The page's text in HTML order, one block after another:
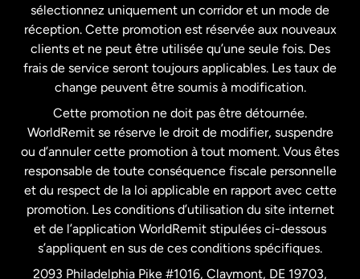
États-Unis English
États-Unis Español
France
Malaisie
Nouvelle-Zélande
Pays-Bas
sélectionnez uniquement un corridor et un mode de
réception. Cette promotion est réservée aux nouveaux
clients et ne peut être utilisée qu’une seule fois. Des
frais de service seront toujours applicables. Les taux de
change peuvent être soumis à modification.
Cette promotion ne doit pas être détournée.
WorldRemit se réserve le droit de modifier, suspendre
ou d’annuler cette promotion à tout moment. Vous êtes
responsable de toute conséquence fiscale personnelle
et du respect de la loi applicable en rapport avec cette
promotion. Les conditions d’utilisation du site internet
et de l’application WorldRemit stipulées ci-dessous
s’appliquent en sus de ces conditions spécifiques.
2093 Philadelphia Pike #1016, Claymont, DE 19703,